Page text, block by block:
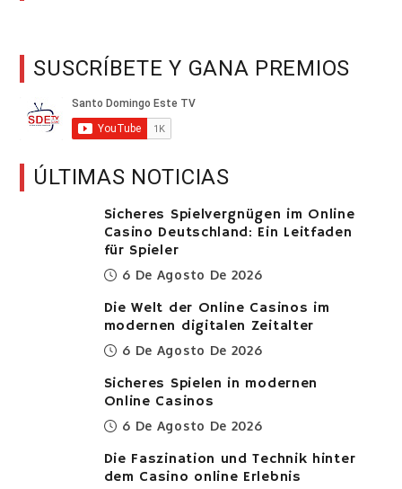
SUSCRÍBETE Y GANA PREMIOS
ÚLTIMAS NOTICIAS
Sicheres Spielvergnügen im Online
Casino Deutschland: Ein Leitfaden
für Spieler
6 De Agosto De 2026
Die Welt der Online Casinos im
modernen digitalen Zeitalter
6 De Agosto De 2026
Sicheres Spielen in modernen
Online Casinos
6 De Agosto De 2026
Die Faszination und Technik hinter
dem Casino online Erlebnis